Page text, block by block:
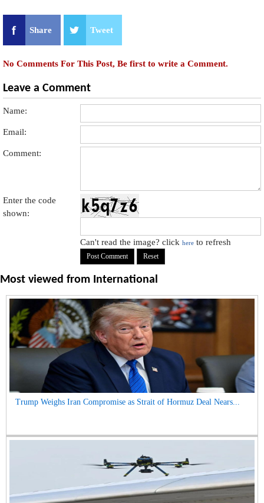
Share Tweet
No Comments For This Post, Be first to write a Comment.
Leave a Comment
Name:
Email:
Comment:
Enter the code
shown:
Can't read the image? clickhere to refresh
Most viewed from International
Trump Weighs Iran Compromise as Strait of Hormuz Deal Nears...